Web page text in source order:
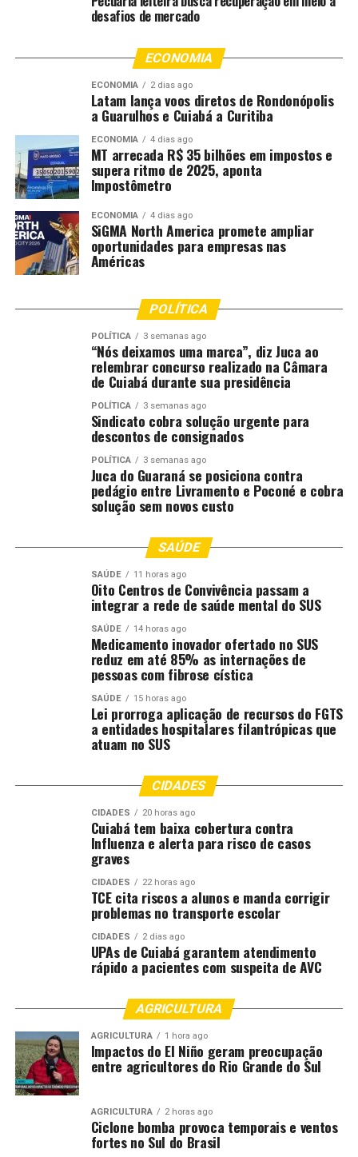
inauguração da Procuradoria Especial da Mulher, órgão
acolhimento às vítimas de violência, na promoção da
igualdade de gênero e no estímulo à participação
feminina na política. Também está prevista a efetivação
do Conselho Municipal dos Usuários, considerado um
marco histórico no Legislativo municipal, com o objetivo
de ampliar a participação popular nas decisões e ações
institucionais da Câmara.
Fonte:Câmara de Cuiabá – MT
Comentários
RELATED TOPICS: AFIRMA ALTA CÂMARA
CUIABÁ
PRESIDENTE PRODUTIVIDADE
Feira da Agricultura Familiar Produtiva e Solidária
ocorre semanalmente na Praça Alencastro
Enfermaria da UPA Verdão passa por interdição
temporária para obras de adequação
desafios de mercado
ECONOMIA
ECONOMIA 2 dias ago
Latam lança voos diretos de Rondonópolis
a Guarulhos e Cuiabá a Curitiba
ECONOMIA 4 dias ago
MT arrecada R$ 35 bilhões em impostos e
supera ritmo de 2025, aponta
Impostômetro
ECONOMIA 4 dias ago
SiGMA North America promete ampliar
oportunidades para empresas nas
Américas
POLÍTICA
POLÍTICA 3 semanas ago
“Nós deixamos uma marca”, diz Juca ao
relembrar concurso realizado na Câmara
de Cuiabá durante sua presidência
POLÍTICA 3 semanas ago
Sindicato cobra solução urgente para
descontos de consignados
POLÍTICA 3 semanas ago
Juca do Guaraná se posiciona contra
pedágio entre Livramento e Poconé e cobra
solução sem novos custo
SAÚDE
SAÚDE 11 horas ago
Oito Centros de Convivência passam a
integrar a rede de saúde mental do SUS
SAÚDE 14 horas ago
Medicamento inovador ofertado no SUS
reduz em até 85% as internações de
pessoas com fibrose cística
SAÚDE 15 horas ago
Lei prorroga aplicação de recursos do FGTS
a entidades hospitalares filantrópicas que
atuam no SUS
CIDADES
CIDADES 20 horas ago
Cuiabá tem baixa cobertura contra
Influenza e alerta para risco de casos
graves
CIDADES 22 horas ago
TCE cita riscos a alunos e manda corrigir
problemas no transporte escolar
CIDADES 2 dias ago
UPAs de Cuiabá garantem atendimento
rápido a pacientes com suspeita de AVC
AGRICULTURA
AGRICULTURA 1 hora ago
Impactos do El Niño geram preocupação
entre agricultores do Rio Grande do Sul
AGRICULTURA 2 horas ago
Ciclone bomba provoca temporais e ventos
fortes no Sul do Brasil